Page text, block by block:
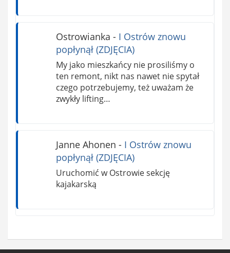
Ostrowianka - I Ostrów znowu
popłynął (ZDJĘCIA)
My jako mieszkańcy nie prosiliśmy o
ten remont, nikt nas nawet nie spytał
czego potrzebujemy, też uważam że
zwykły lifting…
Janne Ahonen - I Ostrów znowu
popłynął (ZDJĘCIA)
Uruchomić w Ostrowie sekcję
kajakarską